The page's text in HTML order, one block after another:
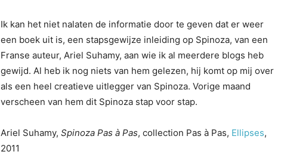
Ik kan het niet nalaten de informatie door te geven dat er weer
een boek uit is, een stapsgewijze inleiding op Spinoza, van een
Franse auteur, Ariel Suhamy, aan wie ik al meerdere blogs heb
gewijd. Al heb ik nog niets van hem gelezen, hij komt op mij over
als een heel creatieve uitlegger van Spinoza. Vorige maand
verscheen van hem dit Spinoza stap voor stap.
Ariel Suhamy, Spinoza Pas à Pas, collection Pas à Pas, Ellipses,
2011